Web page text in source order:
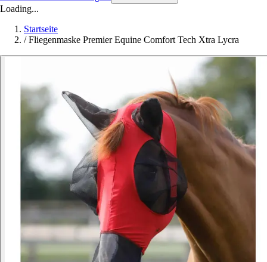
Loading...
Startseite
/ Fliegenmaske Premier Equine Comfort Tech Xtra Lycra